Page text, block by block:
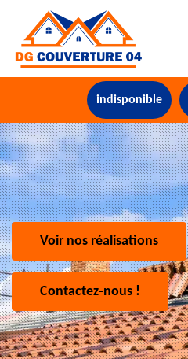
indisponible
Voir nos réalisations
Contactez-nous !